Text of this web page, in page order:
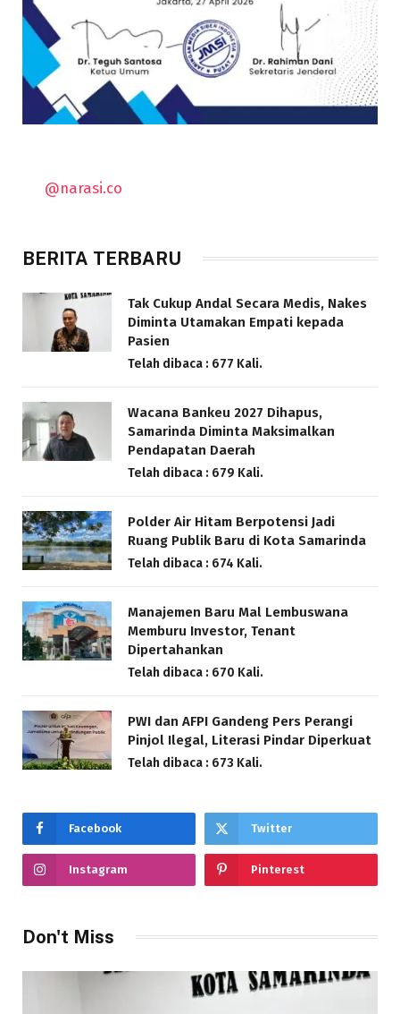
@narasi.co
BERITA TERBARU
Tak Cukup Andal Secara Medis, Nakes
Diminta Utamakan Empati kepada
Pasien
Telah dibaca : 677 Kali.
Wacana Bankeu 2027 Dihapus,
Samarinda Diminta Maksimalkan
Pendapatan Daerah
Telah dibaca : 679 Kali.
Polder Air Hitam Berpotensi Jadi
Ruang Publik Baru di Kota Samarinda
Telah dibaca : 674 Kali.
Manajemen Baru Mal Lembuswana
Memburu Investor, Tenant
Dipertahankan
Telah dibaca : 670 Kali.
PWI dan AFPI Gandeng Pers Perangi
Pinjol Ilegal, Literasi Pindar Diperkuat
Telah dibaca : 673 Kali.
Facebook Twitter
Instagram Pinterest
Don't Miss